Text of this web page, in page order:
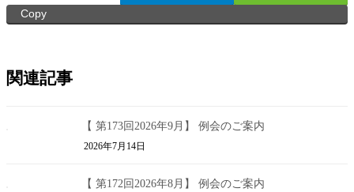
Copy
関連記事
【 第173回2026年9月】 例会のご案内
2026年7月14日
【 第172回2026年8月】 例会のご案内